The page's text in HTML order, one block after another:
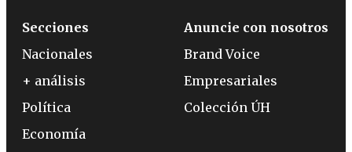
Secciones
Nacionales
+ análisis
Política
Economía
Anuncie con nosotros
Brand Voice
Empresariales
Colección ÚH